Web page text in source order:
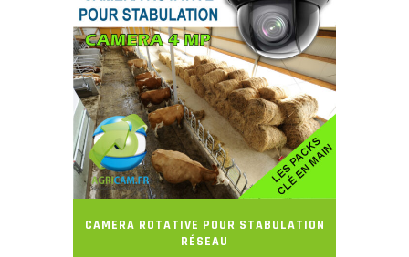
CAMERA ROTATIVE POUR STABULATION
RÉSEAU